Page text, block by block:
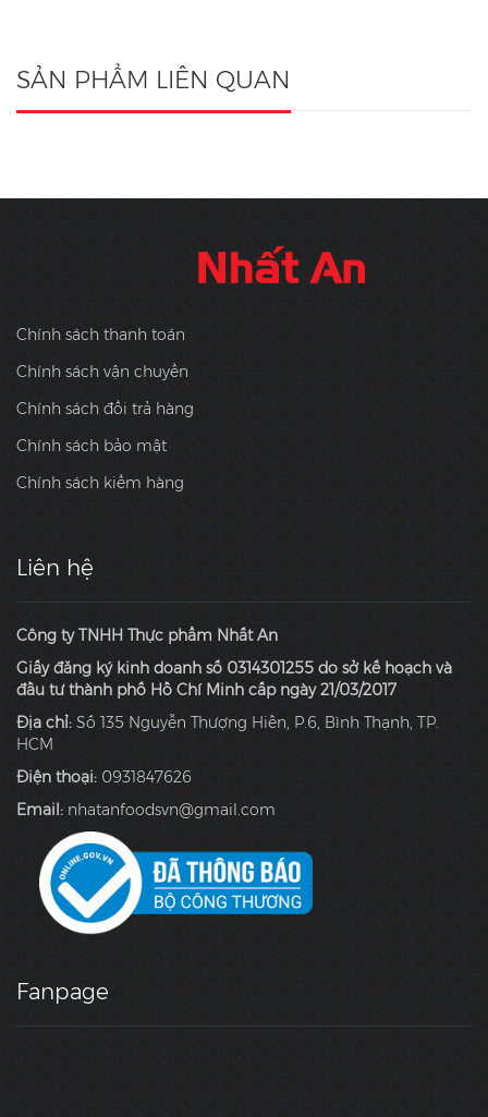
SẢN PHẨM LIÊN QUAN
Chính sách thanh toán
Chính sách vận chuyển
Chính sách đổi trả hàng
Chính sách bảo mật
Chính sách kiểm hàng
Liên hệ
Công ty TNHH Thực phẩm Nhất An
Giấy đăng ký kinh doanh số 0314301255 do sở kế hoạch và
đầu tư thành phố Hồ Chí Minh cấp ngày 21/03/2017
Địa chỉ: Số 135 Nguyễn Thượng Hiền, P.6, Bình Thạnh, TP.
HCM
Điện thoại: 0931847626
Email: nhatanfoodsvn@gmail.com
Fanpage